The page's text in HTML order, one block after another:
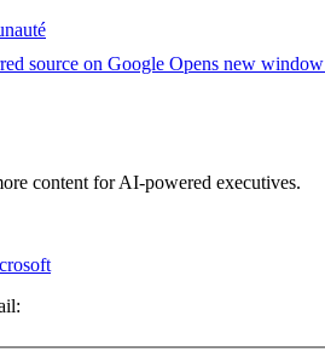
source on Google Opens new window
content for AI-powered executives.